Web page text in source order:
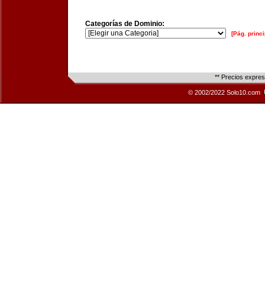
Categorías de Dominio:
[Pág.
** Precios
© 2002/2022 Solo10.com